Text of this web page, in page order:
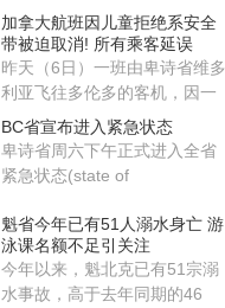
名房东必须向其前租客赔偿超
过3
加拿大航班因儿童拒绝系安全
带被迫取消! 所有乘客延误
昨天（6日）一班由卑诗省维多
利亚飞往多伦多的客机，因一
名幼童拒绝扣上安全带，最终
BC省宣布进入紧急状态
卑诗省周六下午正式进入全省
紧急状态(state of
100场山火
魁省今年已有51人溺水身亡 游
泳课名额不足引关注
今年以来，魁北克已有51宗溺
水事故，高于去年同期的46